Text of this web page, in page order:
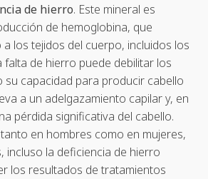
de hierro. Este mineral es
de hemoglobina, que
los tejidos del cuerpo, incluidos los
falta de hierro puede debilitar los
capacidad para producir cabello
a un adelgazamiento capilar y, en
pérdida significativa del cabello.
en hombres como en mujeres,
incluso la deficiencia de hierro
los resultados de tratamientos